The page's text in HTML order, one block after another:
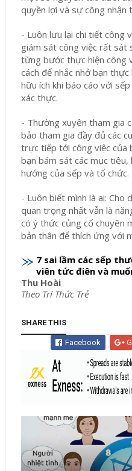
quyền lợi và sự công nhận
- Luôn lưu lại chi tiết công
giám sát công việc rất sát
từng bước thực hiện công
cách để nhắc nhở bạn
hữu ích khi báo cáo với
xác thực.
- Thường xuyên tham gia
bảo tham gia đầy đủ các
trực tiếp tới công việc của
bạn bám sát các mục tiêu,
hướng của sếp và tổ chức.
- Luôn biết mình là ai: Cho
quan trọng nhất vẫn là
có ý thức củng cố chuyên
bản thân để thích ứng với
7 sai lầm các sếp
viên tức điên và
Thu Hoài
Theo Trí Thức Trẻ
SHARE THIS
Facebook